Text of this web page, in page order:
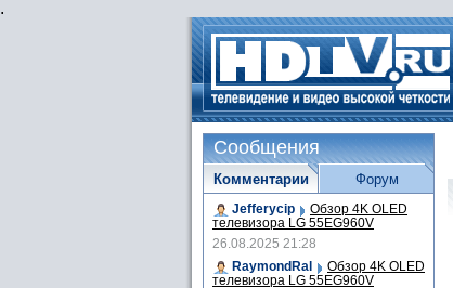
.
Сообщения
Комментарии
Jefferycip Обзор 4K OLED
телевизора LG 55EG960V
26.08.2025 21:28
RaymondRal
Обзор 4K OLED
телевизора LG 55EG960V
Форум